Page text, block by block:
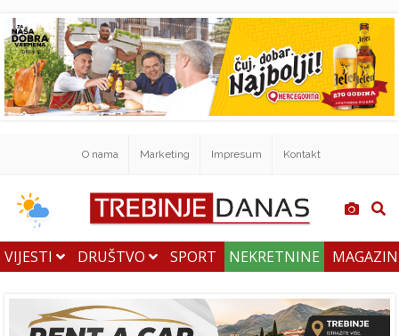
O nama Marketing Impresum Kontakt
VIJESTI DRUŠTVO SPORT NEKRETNINE